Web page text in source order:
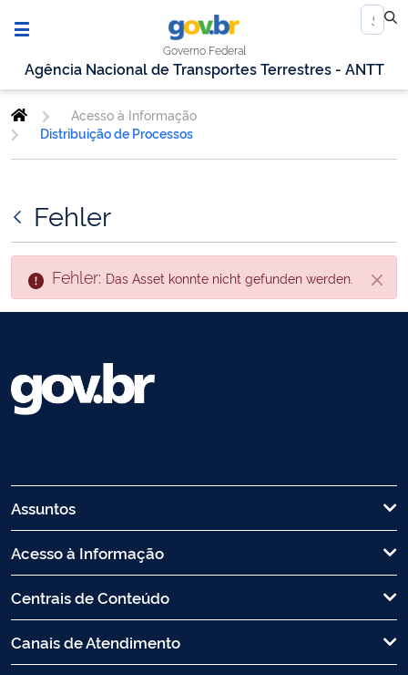
Governo Federal
Agência Nacional de Transportes Terrestres - ANTT
Acesso à Informação
Distribuição de Processos
Fehler
Fehler: Das Asset konnte nicht gefunden werden.
Assuntos
Acesso à Informação
Centrais de Conteúdo
Canais de Atendimento